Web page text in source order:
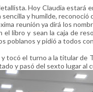
Hoy Claudia estará
y humilde,
reunión ya dirá los
el libro y sean la caja de
poblanos y pidió a todos
tocó el turno a la titular de
y pasó del sexto lugar al